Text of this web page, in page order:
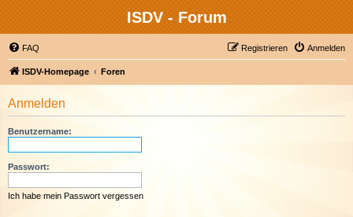
ISDV - Forum
FAQ Anmelden
Registrieren
ISDV-Homepage Foren
Anmelden
Benutzername:
Passwort:
Ich habe mein Passwort vergessen